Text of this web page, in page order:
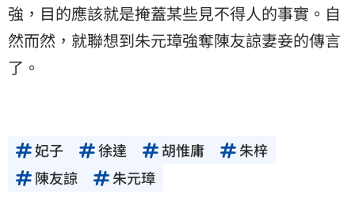
強，目的應該就是掩蓋某些見不得人的事實。自
然而然，就聯想到朱元璋強奪陳友諒妻妾的傳言
了。
妃子 徐達 胡惟庸
朱梓
陳友諒
朱元璋